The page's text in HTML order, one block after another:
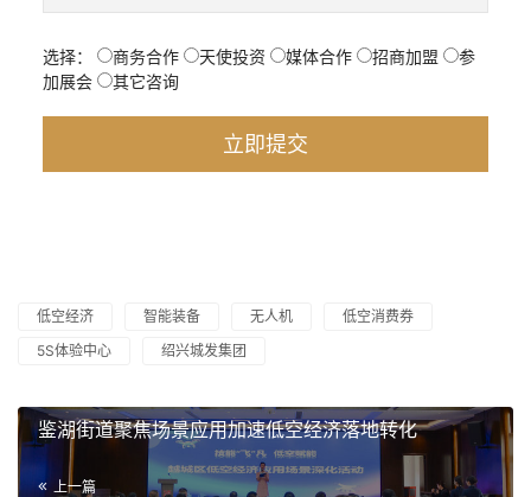
选择： 商务合作 天使投资 媒体合作 招商加盟
参
加展会
其它咨询
低空经济 智能装备 无人机
低空消费券
5S体验中心
绍兴城发集团
鉴湖街道聚焦场景应用加速低空经济落地转化
上一篇